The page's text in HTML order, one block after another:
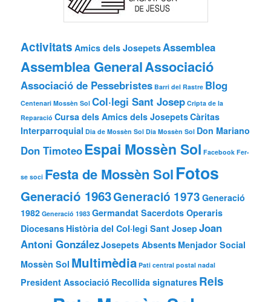
Activitats Amics dels JosepetsAssemblea
Assemblea GeneralAssociació
Associació de Pessebristes Barri del Rastre Blog
Centenari Mossèn Sol Col·legi Sant Josep Cripta de la
Reparació Cursa dels Amics dels JosepetsCàritas
Interparroquial Dia de Mossèn Sol Dia Mossèn Sol Don Mariano
Don TimoteoEspai Mossèn Sol Facebook Fer-
se soci Festa de Mossèn SolFotos
Generació 1963Generació 1973 Generació
1982 Generació 1983 Germandat Sacerdots Operaris
Diocesans Història del Col·legi Sant JosepJoan
Antoni GonzálezJosepets Absents Menjador Social
Mossèn Sol Multimèdia Pati central postal nadal
President Associació Recollida signatures Reis